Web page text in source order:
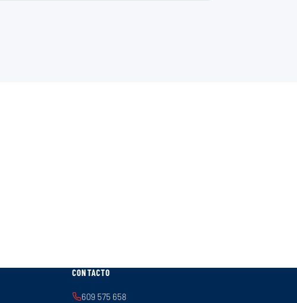
CONTACTO
609 575 658